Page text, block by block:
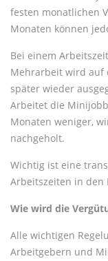
festen monatlichen
Monaten können
Bei einem
Mehrarbeit wird auf
später wieder
Arbeitet die
Monaten weniger,
nachgeholt.
Wichtig ist eine
Arbeitszeiten in den
Wie wird die
Alle wichtigen
Arbeitgebern und